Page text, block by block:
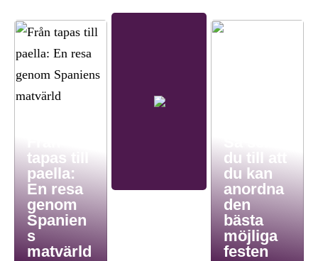
tapas till
paella:
En resa
genom
Spanien
s
matvärld
du till att
du kan
anordna
den
bästa
möjliga
festen